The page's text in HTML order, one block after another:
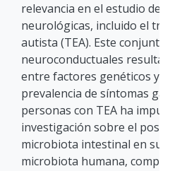
relevancia en el estudio de
neurológicas, incluido el
autista (TEA). Este conjunto
neuroconductuales resulta
entre factores genéticos y
prevalencia de síntomas
personas con TEA ha
investigación sobre el
microbiota intestinal en su
microbiota humana,